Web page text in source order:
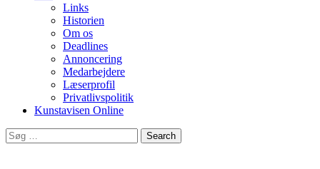
Links
Historien
Om os
Deadlines
Annoncering
Medarbejdere
Læserprofil
Privatlivspolitik
Kunstavisen Online
Search
for: